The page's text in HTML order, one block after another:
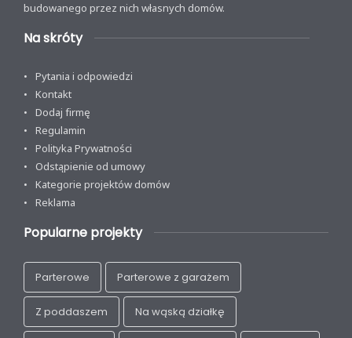
budowanego przez nich własnych domów.
Na skróty
Pytania i odpowiedzi
Kontakt
Dodaj firmę
Regulamin
Polityka Prywatności
Odstąpienie od umowy
Kategorie projektów domów
Reklama
Popularne projekty
Parterowe Parterowe z garażem
Z poddaszem Na wąską działkę